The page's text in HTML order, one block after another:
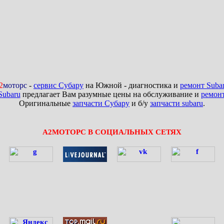
моторс - сервис Субару на Южной - диагностика и ремонт
предлагает Вам разумные цены на обслуживание и
Оригинальные запчасти Субару и б/у запчасти subaru.
А2МОТОРС В СОЦИАЛЬНЫХ СЕТЯХ